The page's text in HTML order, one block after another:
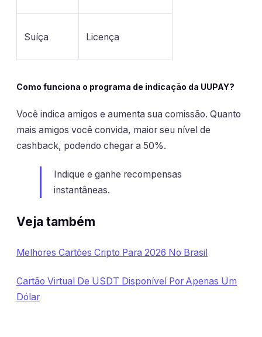
Suíça Licença
Como funciona o programa de indicação da UUPAY?
Você indica amigos e aumenta sua comissão. Quanto
mais amigos você convida, maior seu nível de
cashback, podendo chegar a 50%.
Indique e ganhe recompensas
instantâneas.
Veja também
Melhores Cartões Cripto Para 2026 No Brasil
Cartão Virtual De USDT Disponível Por Apenas Um
Dólar